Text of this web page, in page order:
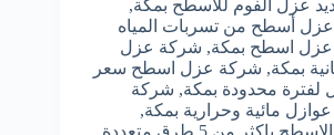
عزل الفوم للأسطح بمكة,
أسطح من تسربات المياه
اسطح بمكة, شركة عزل
بمكة, شركة عزل اسطح سعر
, شركة
مائية وحرارية بمكة,